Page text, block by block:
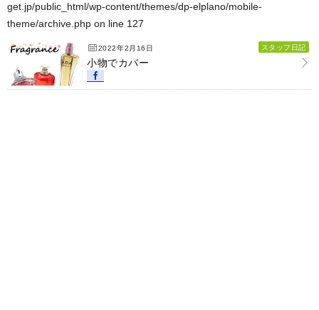
get.jp/public_html/wp-content/themes/dp-elplano/mobile-
theme/archive.php on line 127
2022年2月16日 スタッフ日記
小物でカバー